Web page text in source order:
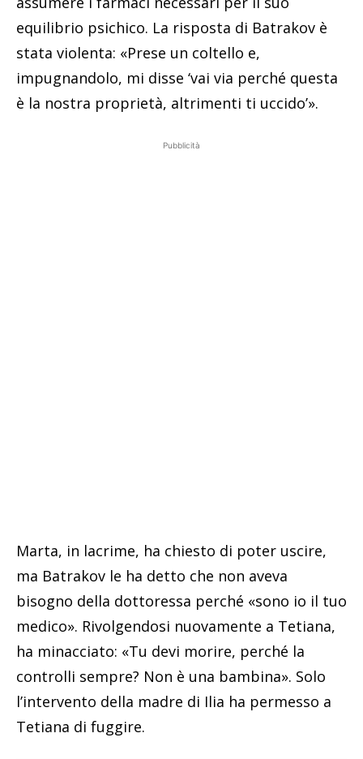
equilibrio psichico. La risposta di Batrakov è
stata violenta: «Prese un coltello e,
impugnandolo, mi disse ‘vai via perché questa
è la nostra proprietà, altrimenti ti uccido’».
Pubblicità
Marta, in lacrime, ha chiesto di poter uscire,
ma Batrakov le ha detto che non aveva
bisogno della dottoressa perché «sono io il tuo
medico». Rivolgendosi nuovamente a Tetiana,
ha minacciato: «Tu devi morire, perché la
controlli sempre? Non è una bambina». Solo
l’intervento della madre di Ilia ha permesso a
Tetiana di fuggire.